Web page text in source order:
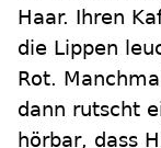
Haar. Ihren
die Lippen
Rot.
dann rutscht
hörbar, dass